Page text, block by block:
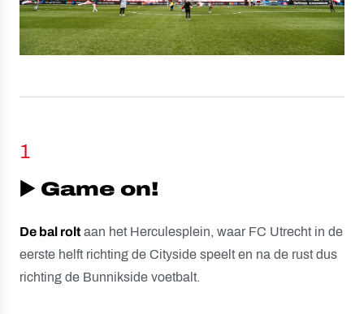
▶️ Game on!
1
De bal rolt aan het Herculesplein, waar FC Utrecht in de
eerste helft richting de Cityside speelt en na de rust dus
richting de Bunnikside voetbalt.